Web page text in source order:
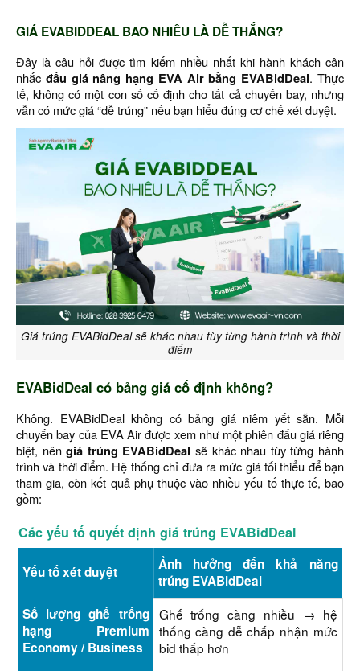
GIÁ EVABIDDEAL BAO NHIÊU LÀ DỄ THẮNG?
Đây là câu hỏi được tìm kiếm nhiều nhất khi hành khách cân
nhắc đấu giá nâng hạng EVA Air bằng EVABidDeal. Thực
tế, không có một con số cố định cho tất cả chuyến bay, nhưng
vẫn có mức giá “dễ trúng” nếu bạn hiểu đúng cơ chế xét duyệt.
Giá trúng EVABidDeal sẽ khác nhau tùy từng hành trình và thời
điểm
EVABidDeal có bảng giá cố định không?
Không. EVABidDeal không có bảng giá niêm yết sẵn. Mỗi
chuyến bay của EVA Air được xem như một phiên đấu giá riêng
biệt, nêngiá trúng EVABidDealsẽ khác nhau tùy từng hành
trình và thời điểm. Hệ thống chỉ đưa ra mức giá tối thiểu để bạn
tham gia, còn kết quả phụ thuộc vào nhiều yếu tố thực tế, bao
gồm:
Các yếu tố quyết định giá trúng EVABidDeal
Yếu tố xét duyệt
Ảnh hưởng đến khả năng
trúng EVABidDeal
Số lượng ghế trống
hạng Premium
Economy / Business
Ghế trống càng nhiều → hệ
thống càng dễ chấp nhận mức
bid thấp hơn